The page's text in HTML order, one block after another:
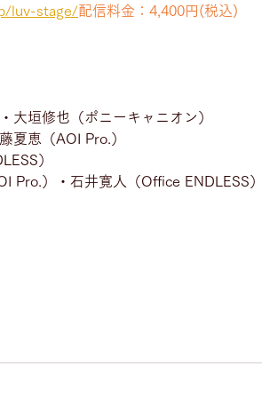
luv-stage/配信料金：4,400円(税込)
大垣修也（ポニーキャニオン）
夏恵（AOI Pro.）
）
Pro.）・石井寛人（Office ENDLESS